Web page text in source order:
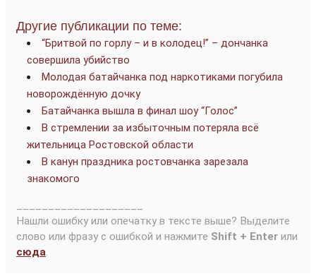
Другие публикации по теме:
“Бритвой по горлу – и в колодец!” – дончанка
совершила убийство
Молодая батайчанка под наркотиками погубила
новорождённую дочку
Батайчанка вышла в финал шоу “Голос”
В стремлении за избыточным потеряла всё
жительница Ростовской области
В канун праздника ростовчанка зарезала
знакомого
Нашли ошибку или опечатку в тексте выше? Выделите
слово или фразу с ошибкой и нажмите Shift + Enter или
сюда.